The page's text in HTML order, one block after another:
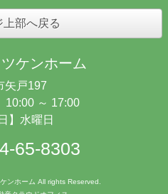
上部へ戻る
ケンホーム
矢戸197
10:00 ～ 17:00
】水曜日
65-8303
ンホーム All rights Reserved.